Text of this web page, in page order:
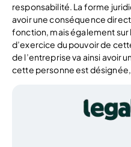
responsabilité. La forme
avoir une conséquence
fonction, mais également
d’exercice du pouvoir de
de l’entreprise va ainsi avoir
cette personne est